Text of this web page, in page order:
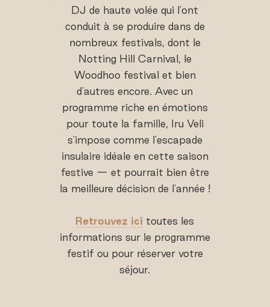
DJ de haute volée qui l'ont
conduit à se produire dans de
nombreux festivals, dont le
Notting Hill Carnival, le
Woodhoo festival et bien
d'autres encore. Avec un
programme riche en émotions
pour toute la famille, Iru Veli
s'impose comme l'escapade
insulaire idéale en cette saison
festive — et pourrait bien être
la meilleure décision de l'année !
Retrouvez ici toutes les
informations sur le programme
festif ou pour réserver votre
séjour.